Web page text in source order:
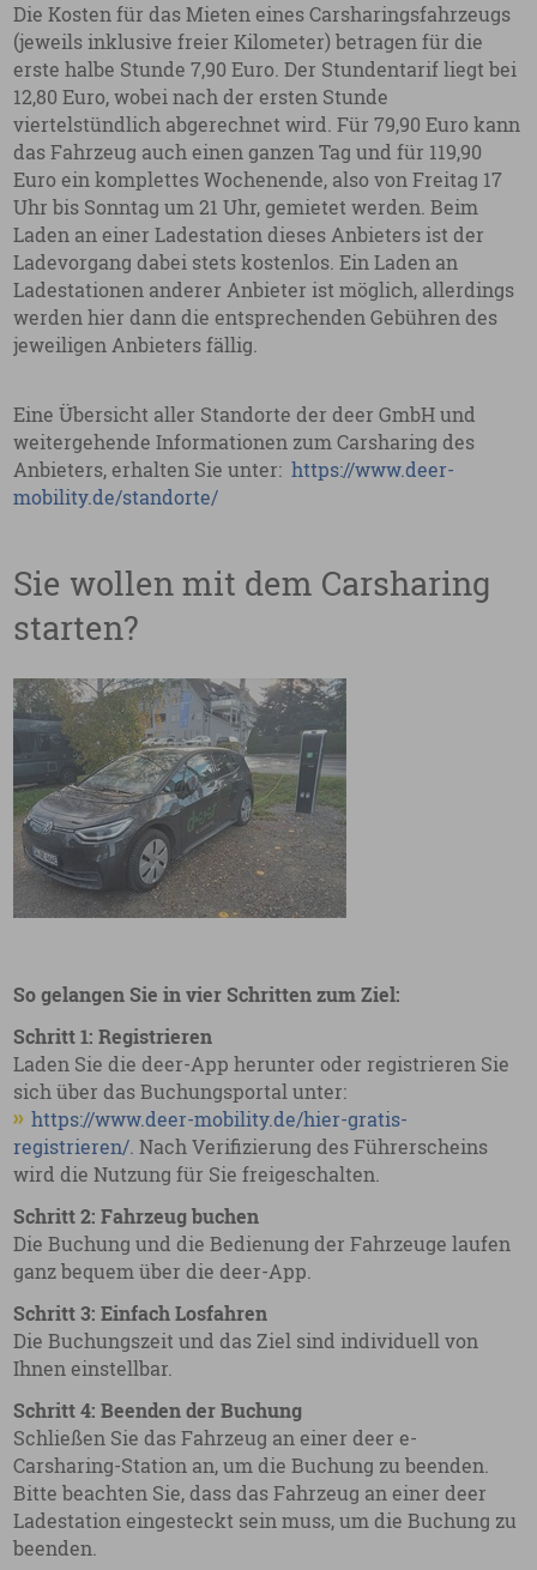
Die Kosten für das Mieten eines Carsharingsfahrzeugs
(jeweils inklusive freier Kilometer) betragen für die
erste halbe Stunde 7,90 Euro. Der Stundentarif liegt bei
12,80 Euro, wobei nach der ersten Stunde
viertelstündlich abgerechnet wird. Für 79,90 Euro kann
das Fahrzeug auch einen ganzen Tag und für 119,90
Euro ein komplettes Wochenende, also von Freitag 17
Uhr bis Sonntag um 21 Uhr, gemietet werden. Beim
Laden an einer Ladestation dieses Anbieters ist der
Ladevorgang dabei stets kostenlos. Ein Laden an
Ladestationen anderer Anbieter ist möglich, allerdings
werden hier dann die entsprechenden Gebühren des
jeweiligen Anbieters fällig.
Eine Übersicht aller Standorte der deer GmbH und
weitergehende Informationen zum Carsharing des
Anbieters, erhalten Sie unter:https://www.deer-
mobility.de/standorte/
Sie wollen mit dem Carsharing
starten?
So gelangen Sie in vier Schritten zum Ziel:
Schritt 1: Registrieren
Laden Sie die deer-App herunter oder registrieren Sie
sich über das Buchungsportal unter:
https://www.deer-mobility.de/hier-gratis-
registrieren/. Nach Verifizierung des Führerscheins
wird die Nutzung für Sie freigeschalten.
Schritt 2: Fahrzeug buchen
Die Buchung und die Bedienung der Fahrzeuge laufen
ganz bequem über die deer-App.
Schritt 3: Einfach Losfahren
Die Buchungszeit und das Ziel sind individuell von
Ihnen einstellbar.
Schritt 4: Beenden der Buchung
Schließen Sie das Fahrzeug an einer deer e-
Carsharing-Station an, um die Buchung zu beenden.
Bitte beachten Sie, dass das Fahrzeug an einer deer
Ladestation eingesteckt sein muss, um die Buchung zu
beenden.